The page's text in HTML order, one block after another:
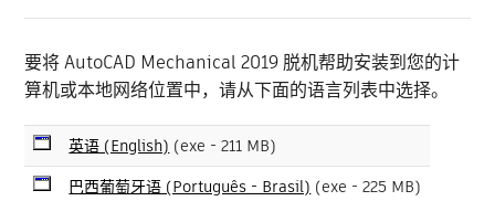
要将 AutoCAD Mechanical 2019 脱机帮助安装到您的计
算机或本地网络位置中，请从下面的语言列表中选择。
英语 (English) (exe - 211 MB)
巴西葡萄牙语 (Português - Brasil) (exe - 225 MB)